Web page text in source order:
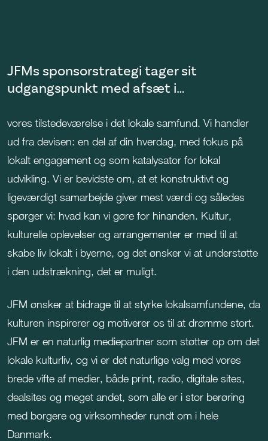
JFMs sponsorstrategi tager sit
udgangspunkt med afsæt i…
vores tilstedeværelse i det lokale samfund. Vi handler
ud fra devisen: en del af din hverdag, med fokus på
lokalt engagement og som katalysator for lokal
udvikling. Vi er bevidste om, at et konstruktivt og
ligeværdigt samarbejde giver mest værdi og således
spørger vi: hvad kan vi gøre for hinanden. Kultur,
kulturelle oplevelser og arrangementer er med til at
skabe liv lokalt i byerne, og det ønsker vi at understøtte
i den udstrækning, det er muligt.
JFM ønsker at bidrage til at styrke lokalsamfundene, da
kulturen inspirerer og motiverer os til at drømme stort.
JFM er en naturlig mediepartner som støtter op om det
lokale kulturliv, og vi er det naturlige valg med vores
brede vifte af medier, både print, radio, digitale sites,
dealsites og meget andet, som alle er i stor berøring
med borgere og virksomheder rundt om i hele
Danmark.